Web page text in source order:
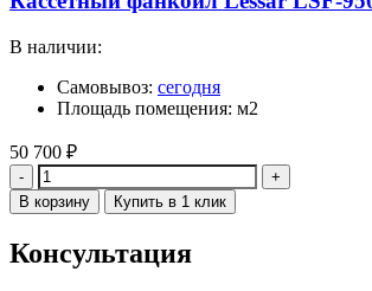
В наличии:
Самовывоз: сегодня
Площадь помещения: м2
50 700 ₽
Количество
В корзину Купить в 1 клик
Консультация